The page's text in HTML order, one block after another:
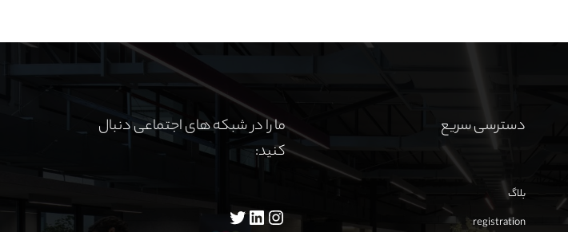
دسترسی سریع
بلاگ
registration
ما را در شبکه های اجتماعی دنبال
کنید: